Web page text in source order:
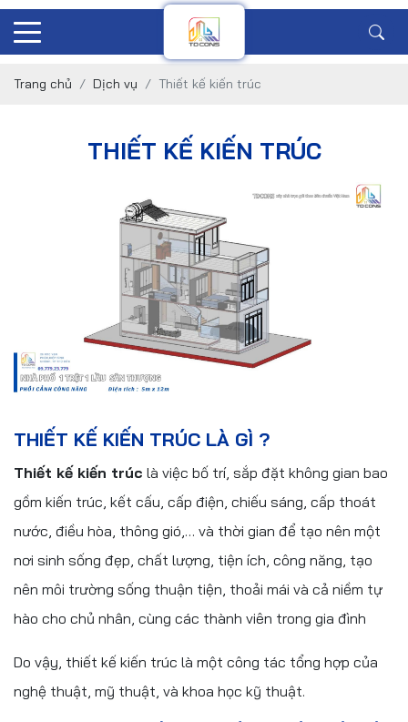
Trang chủ Dịch vụ Thiết kế kiến trúc
THIẾT KẾ KIẾN TRÚC
THIẾT KẾ KIẾN TRÚC LÀ GÌ ?
Thiết kế kiến trúc là việc bố trí, sắp đặt không gian bao
gồm kiến trúc, kết cấu, cấp điện, chiếu sáng, cấp thoát
nước, điều hòa, thông gió,… và thời gian để tạo nên một
nơi sinh sống đẹp, chất lượng, tiện ích, công năng, tạo
nên môi trường sống thuận tiện, thoải mái và cả niềm tự
hào cho chủ nhân, cùng các thành viên trong gia đình
Do vậy, thiết kế kiến trúc là một công tác tổng hợp của
nghệ thuật, mỹ thuật, và khoa học kỹ thuật.